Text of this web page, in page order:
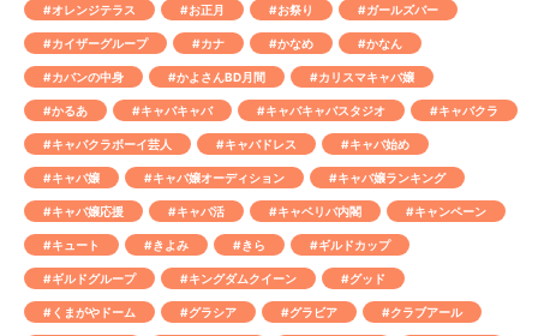
#オレンジテラス #お正月 #お祭り #ガールズバー
#カイザーグループ #カナ #かなめ #かなん
#カバンの中身 #かよさんBD月間 #カリスマキャバ嬢
#かるあ #キャバキャバ #キャバキャバスタジオ #キャバクラ
#キャバクラボーイ芸人 #キャバドレス #キャバ始め
#キャバ嬢 #キャバ嬢オーディション #キャバ嬢ランキング
#キャバ嬢応援 #キャバ活 #キャベリバ内閣 #キャンペーン
#キュート #きよみ #きら #ギルドカップ
#ギルドグループ #キングダムクイーン #グッド
#くまがやドーム #グラシア #グラビア #クラブアール